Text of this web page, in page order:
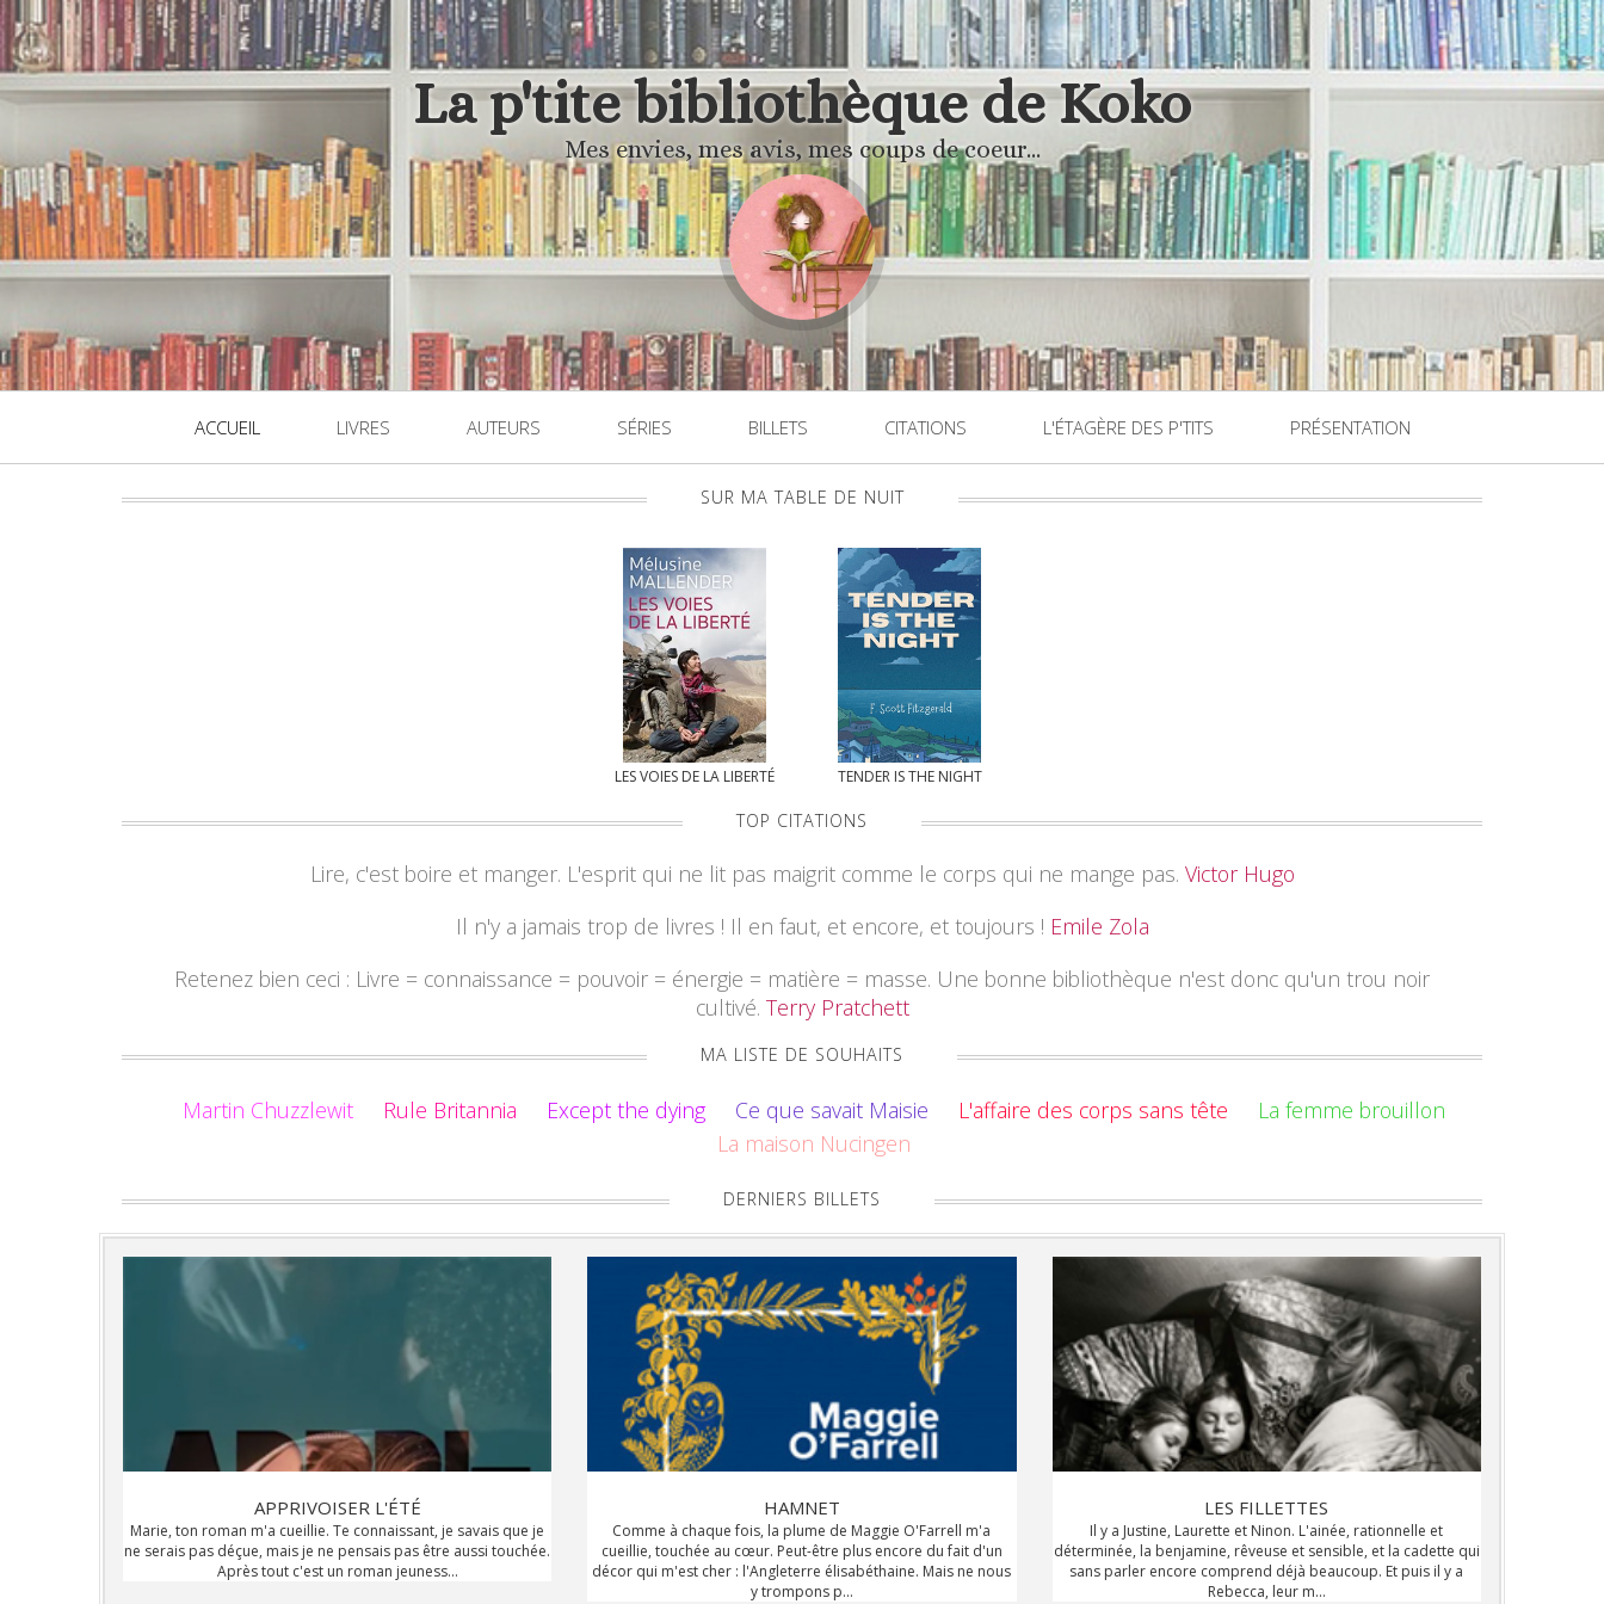
La p'tite bibliothèque de Koko
Mes envies, mes avis, mes coups de coeur...
ACCUEIL LIVRES AUTEURS SÉRIES BILLETS CITATIONS L'ÉTAGÈRE DES P'TITS PRÉSENTATION
SUR MA TABLE DE NUIT
LES VOIES DE LA LIBERTÉ TENDER IS THE NIGHT
TOP CITATIONS
Lire, c'est boire et manger. L'esprit qui ne lit pas maigrit comme le corps qui ne mange pas. Victor Hugo
Il n'y a jamais trop de livres ! Il en faut, et encore, et toujours ! Emile Zola
Retenez bien ceci : Livre = connaissance = pouvoir = énergie = matière = masse. Une bonne bibliothèque n'est donc qu'un trou noir
cultivé. Terry Pratchett
MA LISTE DE SOUHAITS
Martin Chuzzlewit Rule Britannia Except the dying Ce que savait Maisie L'affaire des corps sans tête
La femme brouillon
La maison Nucingen
DERNIERS BILLETS
APPRIVOISER L'ÉTÉ
Marie, ton roman m'a cueillie. Te connaissant, je savais que je
ne serais pas déçue, mais je ne pensais pas être aussi touchée.
Après tout c'est un roman jeuness...
HAMNET
Comme à chaque fois, la plume de Maggie O'Farrell m'a
cueillie, touchée au cœur. Peut-être plus encore du fait d'un
décor qui m'est cher : l'Angleterre élisabéthaine. Mais ne nous
y trompons p...
LES FILLETTES
Il y a Justine, Laurette et Ninon. L'ainée, rationnelle et
déterminée, la benjamine, rêveuse et sensible, et la cadette qui
sans parler encore comprend déjà beaucoup. Et puis il y a
Rebecca, leur m...